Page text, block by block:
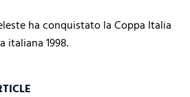
ha conquistato la Coppa Italia
italiana 1998.